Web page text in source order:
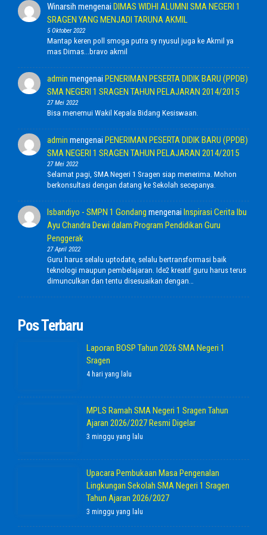
Winarsih mengenai DIMAS WIDHI ALUMNI SMA NEGERI 1
SRAGEN YANG MENJADI TARUNA AKMIL
5 Oktober 2022
Mantap keren poll smoga putra sy nyusul juga ke Akmil ya
mas Dimas...bravo akmil
admin mengenai PENERIMAN PESERTA DIDIK BARU (PPDB)
SMA NEGERI 1 SRAGEN TAHUN PELAJARAN 2014/2015
27 Mei 2022
Bisa menemui Wakil Kepala Bidang Kesiswaan.
admin mengenai PENERIMAN PESERTA DIDIK BARU (PPDB)
SMA NEGERI 1 SRAGEN TAHUN PELAJARAN 2014/2015
27 Mei 2022
Selamat pagi, SMA Negeri 1 Sragen siap menerima. Mohon
berkonsultasi dengan datang ke Sekolah secepanya.
Isbandiyo - SMPN 1 Gondang mengenai Inspirasi Cerita Ibu
Ayu Chandra Dewi dalam Program Pendidikan Guru
Penggerak
27 April 2022
Guru harus selalu uptodate, selalu bertransformasi baik
teknologi maupun pembelajaran. Ide2 kreatif guru harus terus
dimunculkan dan tentu disesuaikan dengan…
Pos Terbaru
Laporan BOSP Tahun 2026 SMA Negeri 1
Sragen
4 hari yang lalu
MPLS Ramah SMA Negeri 1 Sragen Tahun
Ajaran 2026/2027 Resmi Digelar
3 minggu yang lalu
Upacara Pembukaan Masa Pengenalan
Lingkungan Sekolah SMA Negeri 1 Sragen
Tahun Ajaran 2026/2027
3 minggu yang lalu